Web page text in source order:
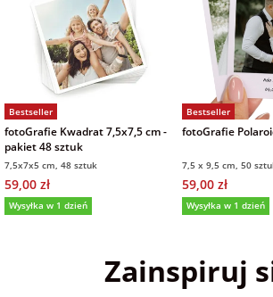
Bestseller
fotoGrafie Kwadrat 7,5x7,5 cm -
pakiet 48 sztuk
7,5x7x5 cm, 48 sztuk
59,00 zł
Wysyłka w 1 dzień
Bestseller
fotoGrafie
7,5 x 9,5 cm, 50
59,00 zł
Wysyłka w 1 dzień
Zainspiruj